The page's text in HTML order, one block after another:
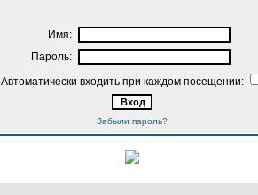
Имя:
Пароль:
Автоматически входить при каждом посещении:
Забыли пароль?